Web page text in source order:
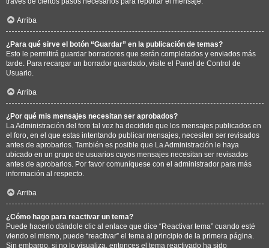
Arriba
¿Para qué sirve el botón “Guardar” en la publicación de temas?
Esto le permitirá guardar borradores que serán completados y enviados más
tarde. Para recargar un borrador guardado, visite el Panel de Control de
Usuario.
Arriba
¿Por qué mis mensajes necesitan ser aprobados?
La Administración del foro tal vez ha decidido que los mensajes publicados en
el foro, en el que estas intentando publicar mensajes, necesiten ser revisados
antes de aprobarlos. También es posible que La Administración le haya
ubicado en un grupo de usuarios cuyos mensajes necesitan ser revisados
antes de aprobarlos. Por favor comuníquese con el administrador para más
información al respecto.
Arriba
¿Cómo hago para reactivar un tema?
Puede hacerlo dándole clic al enlace que dice “Reactivar tema” cuando esté
viendo el mismo, puede “reactivar” el tema al principio de la primera página.
Sin embargo, si no lo visualiza, entonces el tema reactivado ha sido